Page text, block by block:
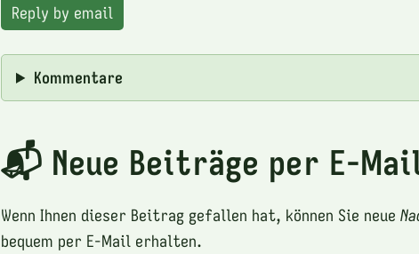
Reply by email
Kommentare
📬 Neue Beiträge per E-
Wenn Ihnen dieser Beitrag gefallen hat, können Sie neue
bequem per E-Mail erhalten.